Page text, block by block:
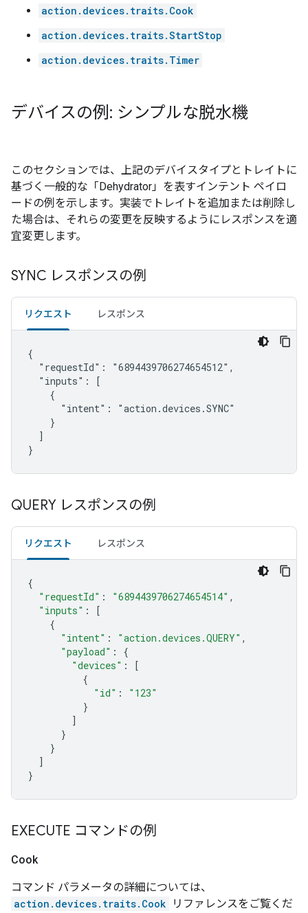
action.devices.traits.Cook
action.devices.traits.StartStop
action.devices.traits.Timer
デバイスの例: シンプルな脱水機
このセクションでは、上記のデバイスタイプとトレイトに
基づく一般的な「Dehydrator」を表すインテント ペイロ
ードの例を示します。実装でトレイトを追加または削除し
た場合は、それらの変更を反映するようにレスポンスを適
宜変更します。
SYNC レスポンスの例
リクエスト レスポンス
{
  "requestId": "6894439706274654512",
  "inputs": [
    {
      "intent": "action.devices.SYNC"
    }
  ]
}
QUERY レスポンスの例
リクエスト レスポンス
{
"requestId" : "6894439706274654514" ,
"inputs" :
[
{
"intent" : "action.devices.QUERY" ,
"payload" :
{
"devices" :
[
{
"id" :
"123"
}
]
}
}
]
}
EXECUTE コマンドの例
Cook
コマンド パラメータの詳細については、
action.devices.traits.Cook
リファレンスをご覧くだ